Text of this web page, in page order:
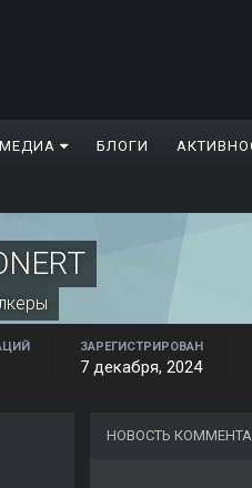
МЕДИА БЛОГИ
ЗАРЕГИСТРИРОВАН
7 декабря, 2024
НОВОСТЬ